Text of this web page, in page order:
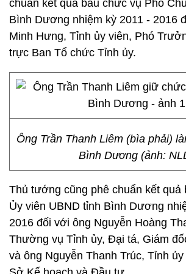
chuẩn kết quả bầu chức vụ Phó
Bình Dương nhiệm kỳ 2011 - 2016
Minh Hưng, Tỉnh ủy viên, Phó
trực Ban Tổ chức Tỉnh ủy.
Ông Trần Thanh Liêm (bìa phải)
Bình Dương (ảnh:
Thủ tướng cũng phê chuẩn kết quả
Ủy viên UBND tỉnh Bình Dương
2016 đối với ông Nguyễn Hoàng
Thường vụ Tỉnh ủy, Đại tá, Giám
và ông Nguyễn Thanh Trúc, Tỉnh